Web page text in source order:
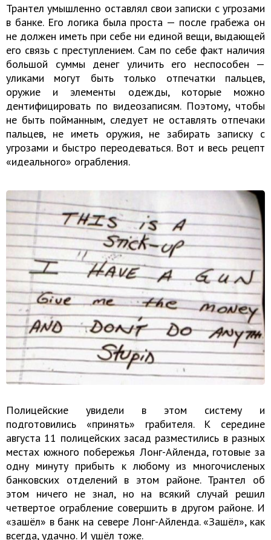
Трантел умышленно оставлял свои записки с угрозами
в банке. Его логика была проста — после грабежа он
не должен иметь при себе ни единой вещи, выдающей
его связь с преступлением. Сам по себе факт наличия
большой суммы денег уличить его неспособен —
уликами могут быть только отпечатки пальцев,
оружие и элементы одежды, которые можно
дентифицировать по видеозаписям. Поэтому, чтобы
не быть пойманным, следует не оставлять отпечаки
пальцев, не иметь оружия, не забирать записку с
угрозами и быстро переодеваться. Вот и весь рецепт
«идеального» ограбления.
Полицейские увидели в этом систему и
подготовились «принять» грабителя. К середине
августа 11 полицейских засад разместились в разных
местах южного побережья Лонг-Айленда, готовые за
одну минуту прибыть к любому из многочисленых
банковских отделений в этом районе. Трантел об
этом ничего не знал, но на всякий случай решил
четвертое ограбление совершить в другом районе. И
«зашёл» в банк на севере Лонг-Айленда. «Зашёл», как
всегда, удачно. И ушёл тоже.